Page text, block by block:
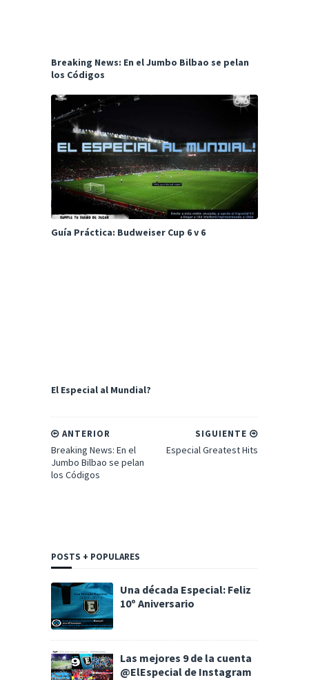
Breaking News: En el Jumbo Bilbao se pelan
los Códigos
Guía Práctica: Budweiser Cup 6 v 6
El Especial al Mundial?
SIGUIENTE
Especial Greatest Hits
ANTERIOR
Breaking News: En el
Jumbo Bilbao se pelan
los Códigos
POSTS + POPULARES
Una década Especial: Feliz
10º Aniversario
Las mejores 9 de la cuenta
@ElEspecial de Instagram